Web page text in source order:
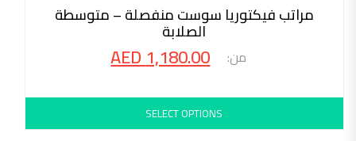
محاكمة 30 ليلةمراتب فيكتوريا سوست منفصلة – متوسطة
الصلابة
AED1,180.00
SELECT OPTIONS